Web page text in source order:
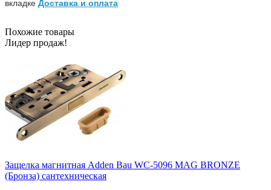
вкладке Доставка и оплата
Похожие товары
Лидер продаж!
Защелка магнитная Adden Bau WC-5096 MAG BRONZE
(Бронза) сантехническая